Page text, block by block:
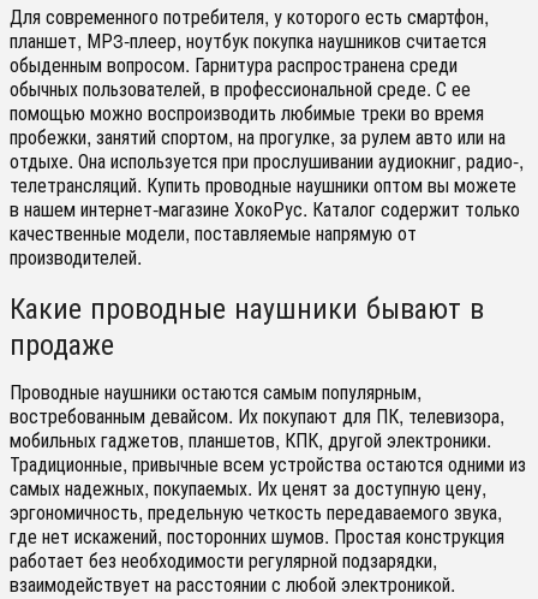
Для современного потребителя, у которого есть смартфон,
планшет, МР3-плеер, ноутбук покупка наушников считается
обыденным вопросом. Гарнитура распространена среди
обычных пользователей, в профессиональной среде. С ее
помощью можно воспроизводить любимые треки во время
пробежки, занятий спортом, на прогулке, за рулем авто или на
отдыхе. Она используется при прослушивании аудиокниг, радио-,
телетрансляций. Купить проводные наушники оптом вы можете
в нашем интернет-магазине ХокоРус. Каталог содержит только
качественные модели, поставляемые напрямую от
производителей.
Какие проводные наушники бывают в
продаже
Проводные наушники остаются самым популярным,
востребованным девайсом. Их покупают для ПК, телевизора,
мобильных гаджетов, планшетов, КПК, другой электроники.
Традиционные, привычные всем устройства остаются одними из
самых надежных, покупаемых. Их ценят за доступную цену,
эргономичность, предельную четкость передаваемого звука,
где нет искажений, посторонних шумов. Простая конструкция
работает без необходимости регулярной подзарядки,
взаимодействует на расстоянии с любой электроникой.